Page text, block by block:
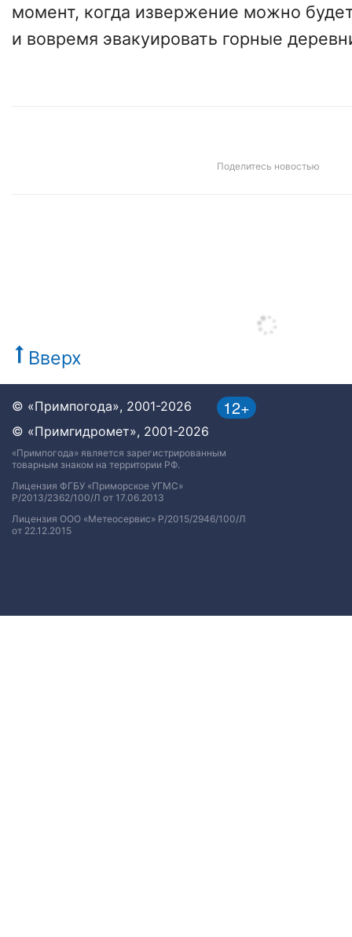
момент, когда извержение можно
и вовремя эвакуировать горные
Поделитесь новостью
Вверх
12+
© «Примпогода», 2001-2026
© «Примгидромет», 2001-2026
«Примпогода» является зарегистрированным
товарным знаком на территории РФ.
Лицензия ФГБУ «Приморское УГМС»
Р/2013/2362/100/Л от 17.06.2013
Лицензия ООО «Метеосервис» Р/2015/2946/100/Л
от 22.12.2015